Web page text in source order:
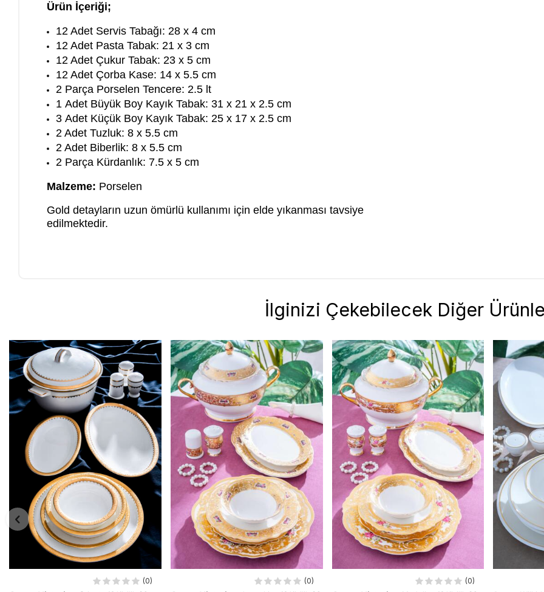
Ürün İçeriği;
12 Adet Servis Tabağı: 28 x 4 cm
12 Adet Pasta Tabak: 21 x 3 cm
12 Adet Çukur Tabak: 23 x 5 cm
12 Adet Çorba Kase: 14 x 5.5 cm
2 Parça Porselen Tencere: 2.5 lt
1 Adet Büyük Boy Kayık Tabak: 31 x 21 x 2.5 cm
3 Adet Küçük Boy Kayık Tabak: 25 x 17 x 2.5 cm
2 Adet Tuzluk: 8 x 5.5 cm
2 Adet Biberlik: 8 x 5.5 cm
2 Parça Kürdanlık: 7.5 x 5 cm
Malzeme: Porselen
Gold detayların uzun ömürlü kullanımı için elde yıkanması tavsiye
edilmektedir.
İlginizi Çekebilecek Diğer
(0) (0) (0)